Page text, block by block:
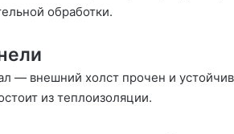
обработки.
— внешний холст прочен и
из теплоизоляции.